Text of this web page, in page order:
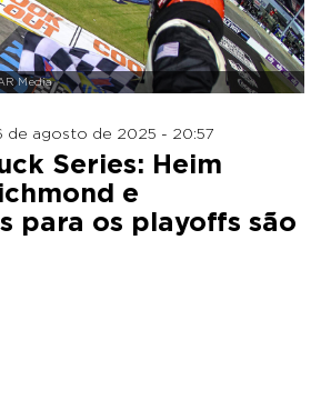
Media
de agosto de 2025 - 20:57
Series: Heim
e
para os playoffs são